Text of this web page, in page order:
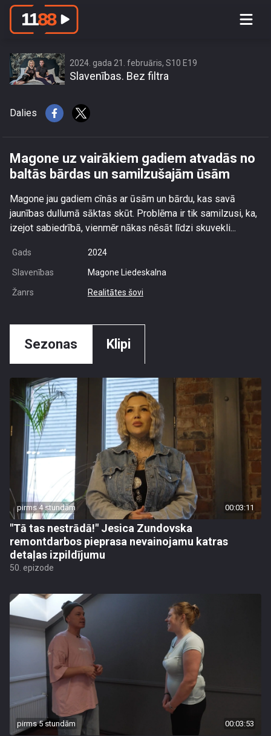
Magone uz vairākiem gadiem atvadās
2024. gada 21. februāris, S10 E19
Slavenības. Bez filtra
Dalies
Magone uz vairākiem gadiem atvadās no
baltās bārdas un samilzušajām ūsām
Magone jau gadiem cīnās ar ūsām un bārdu, kas savā
jaunības dullumā sāktas skūt. Problēma ir tik samilzusi, ka,
izejot sabiedrībā, vienmēr nākas nēsāt līdzi skuvekli...
Gads 2024
Slavenības Magone Liedeskalna
Žanrs Realitātes šovi
Sezonas Klipi
pirms 4 stundām 00:03:11
"Tā tas nestrādā!" Jesica Zundovska
remontdarbos pieprasa nevainojamu katras
detaļas izpildījumu
50. epizode
pirms 5 stundām 00:03:53